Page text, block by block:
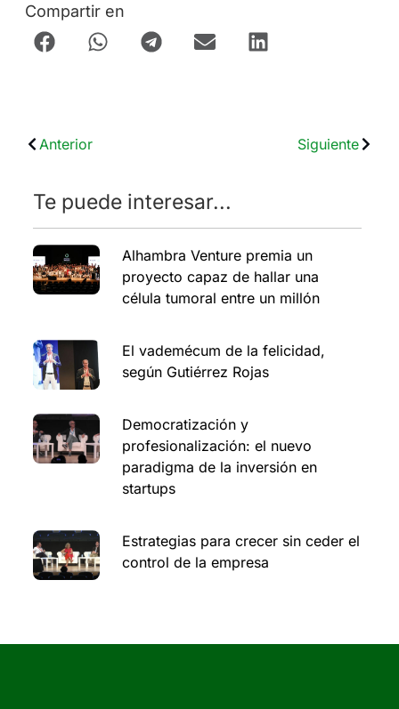
Compartir en
Anterior Siguiente
Te puede interesar...
Alhambra Venture premia un
proyecto capaz de hallar una
célula tumoral entre un millón
El vademécum de la felicidad,
según Gutiérrez Rojas
Democratización y
profesionalización: el nuevo
paradigma de la inversión en
startups
Estrategias para crecer sin ceder el
control de la empresa